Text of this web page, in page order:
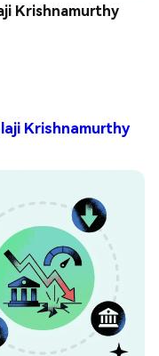
Krishnamurthy
Krishnamurthy